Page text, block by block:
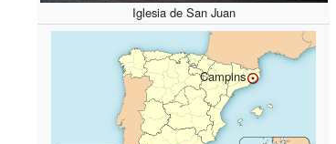
Iglesia de San Juan
Campins